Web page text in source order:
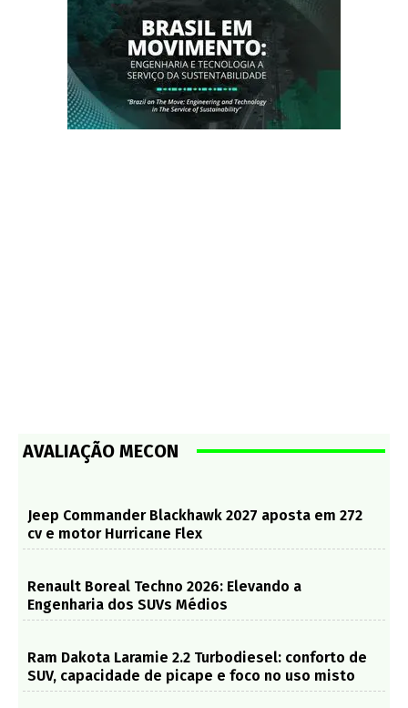
AVALIAÇÃO MECON
Jeep Commander Blackhawk 2027 aposta em 272
cv e motor Hurricane Flex
Renault Boreal Techno 2026: Elevando a
Engenharia dos SUVs Médios
Ram Dakota Laramie 2.2 Turbodiesel: conforto de
SUV, capacidade de picape e foco no uso misto